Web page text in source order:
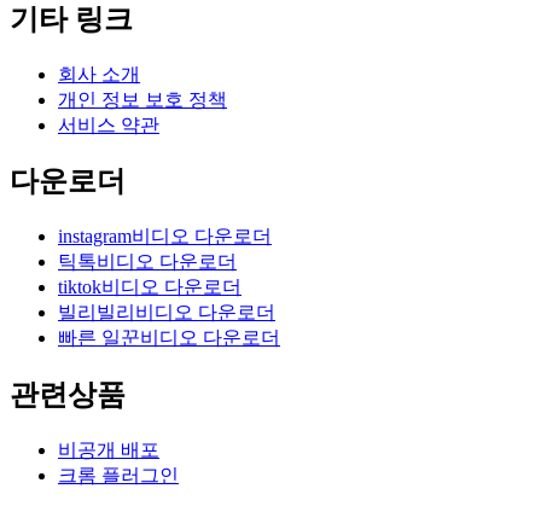
기타 링크
회사 소개
개인 정보 보호 정책
서비스 약관
다운로더
instagram비디오 다운로더
틱톡비디오 다운로더
tiktok비디오 다운로더
빌리빌리비디오 다운로더
빠른 일꾼비디오 다운로더
관련상품
비공개 배포
크롬 플러그인